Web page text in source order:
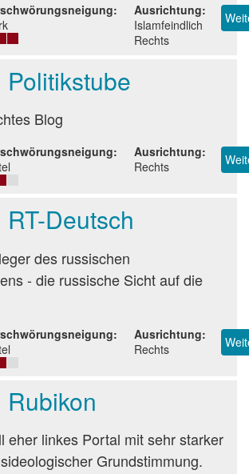
Ausrichtung
Islamfeindlich
Rechts
Politikstube
Blog
Ausrichtung
Rechts
RT-Deutsch
des russischen
- die russische Sicht auf die
Ausrichtung
Rechts
Rubikon
eher linkes Portal mit sehr starker
Grundstimmung.